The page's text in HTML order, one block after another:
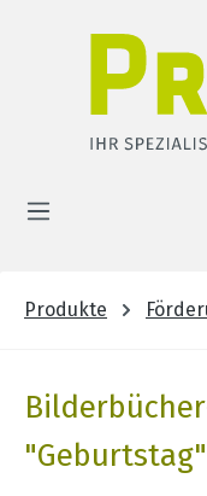
Produkte
"Geburtstag"